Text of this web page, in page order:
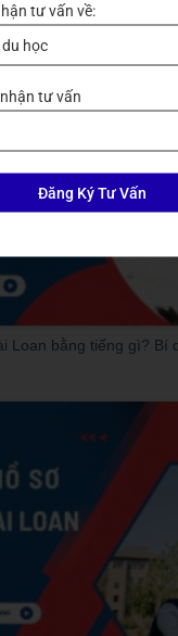
hạn tại Hàn Quốc -
Loan bằng tiếng gì? Bí
tư vấn về:
tư vấn
Đăng Ký Tư Vấn